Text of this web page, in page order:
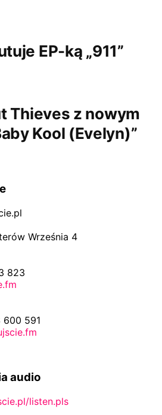
EP-ką „911”
Thieves z nowym
Kool (Evelyn)”
Września 4
823
600 591
audio
listen.pls